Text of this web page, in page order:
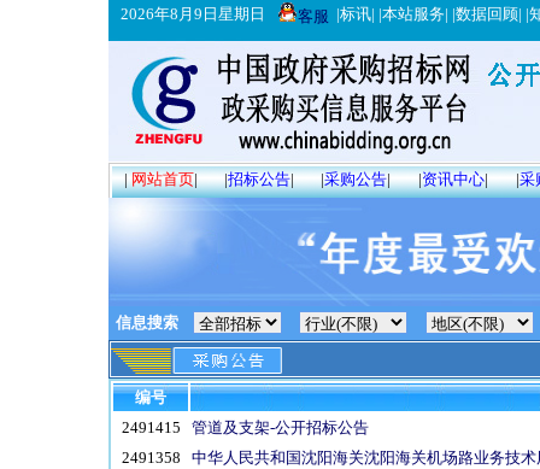
2026年8月9日星期日 客服 |标讯| |本站服务| |数据回顾| |
|网站首页| |招标公告| |采购公告| |资讯中心| |采
信息搜索
编号
2491415
管道及支架-公开招标公告
2491358
中华人民共和国沈阳海关沈阳海关机场路业务技